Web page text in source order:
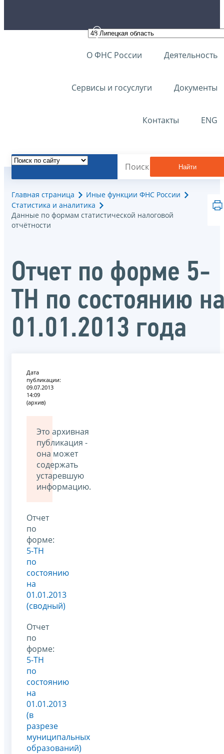
О ФНС России Деятельность
Сервисы и госуслуги Документы
Контакты ENG
Найти
Главная страница
Иные функции ФНС России
Статистика и аналитика
Данные по формам статистической налоговой
отчётности
Отчет по форме 5-
ТН по состоянию
01.01.2013 года
Дата
публикации:
09.07.2013
14:09
(архив)
Это архивная
публикация -
она может
содержать
устаревшую
информацию.
Отчет
по
форме:
5-ТН
по
состоянию
на
01.01.2013
(сводный)
Отчет
по
форме:
5-ТН
по
состоянию
на
01.01.2013
(в
разрезе
муниципальных
образований)